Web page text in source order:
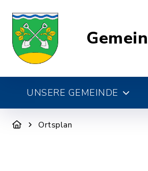
UNSERE GEMEINDE
Ortsplan